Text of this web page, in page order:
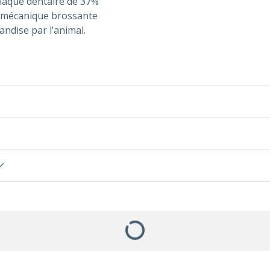
brossante
par l’animal.